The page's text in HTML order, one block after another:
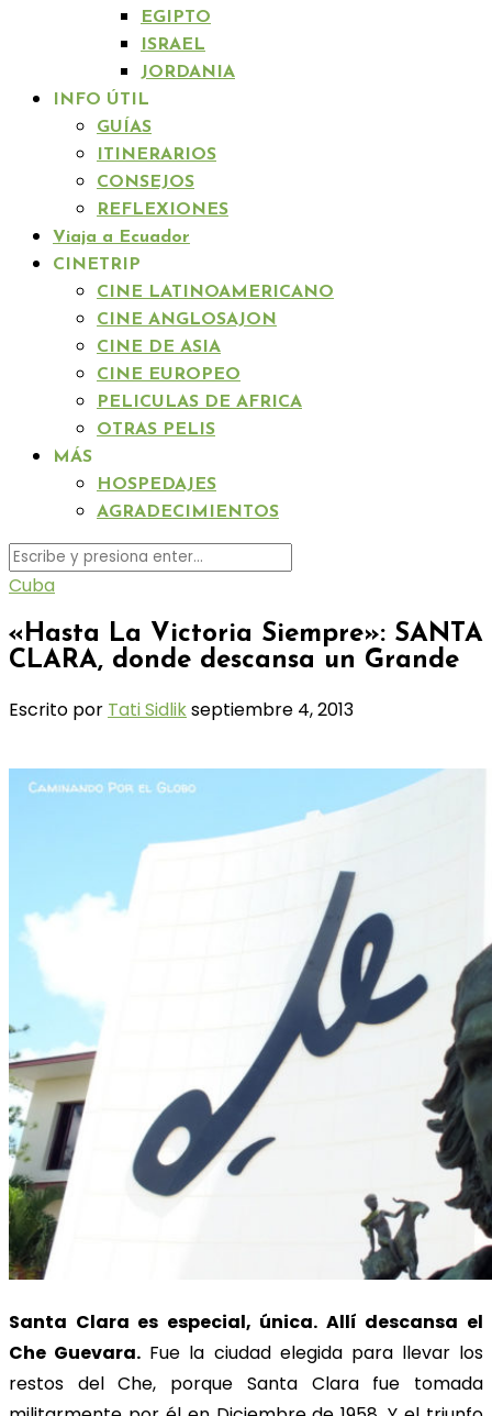
EGIPTO
ISRAEL
JORDANIA
INFO ÚTIL
GUÍAS
ITINERARIOS
CONSEJOS
REFLEXIONES
Viaja a Ecuador
CINETRIP
CINE LATINOAMERICANO
CINE ANGLOSAJON
CINE DE ASIA
CINE EUROPEO
PELICULAS DE AFRICA
OTRAS PELIS
MÁS
HOSPEDAJES
AGRADECIMIENTOS
Cuba
«Hasta La Victoria Siempre»: SANTA
CLARA, donde descansa un Grande
Escrito por Tati Sidlikseptiembre 4, 2013
Santa Clara es especial, única. Allí descansa el
Che Guevara. Fue la ciudad elegida para llevar los
restos del Che, porque Santa Clara fue tomada